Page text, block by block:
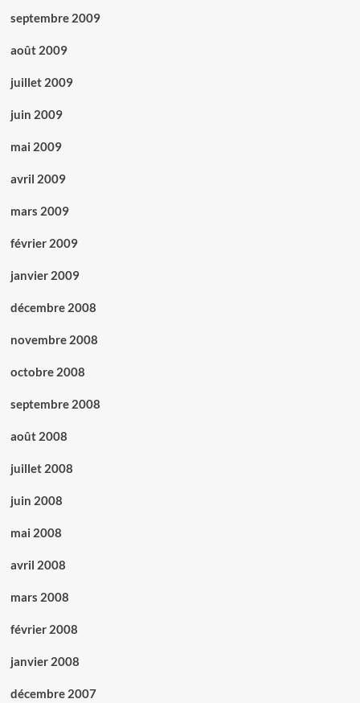
septembre 2009
août 2009
juillet 2009
juin 2009
mai 2009
avril 2009
mars 2009
février 2009
janvier 2009
décembre 2008
novembre 2008
octobre 2008
septembre 2008
août 2008
juillet 2008
juin 2008
mai 2008
avril 2008
mars 2008
février 2008
janvier 2008
décembre 2007